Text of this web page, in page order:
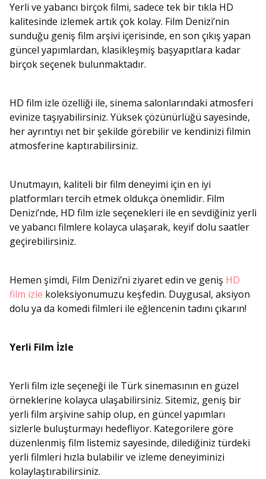
Yerli ve yabancı birçok filmi, sadece tek bir tıkla HD
kalitesinde izlemek artık çok kolay. Film Denizi’nin
sunduğu geniş film arşivi içerisinde, en son çıkış yapan
güncel yapımlardan, klasikleşmiş başyapıtlara kadar
birçok seçenek bulunmaktadır.
HD film izle özelliği ile, sinema salonlarındaki atmosferi
evinize taşıyabilirsiniz. Yüksek çözünürlüğü sayesinde,
her ayrıntıyı net bir şekilde görebilir ve kendinizi filmin
atmosferine kaptırabilirsiniz.
Unutmayın, kaliteli bir film deneyimi için en iyi
platformları tercih etmek oldukça önemlidir. Film
Denizi’nde, HD film izle seçenekleri ile en sevdiğiniz yerli
ve yabancı filmlere kolayca ulaşarak, keyif dolu saatler
geçirebilirsiniz.
Hemen şimdi, Film Denizi’ni ziyaret edin ve geniş HD
film izle koleksiyonumuzu keşfedin. Duygusal, aksiyon
dolu ya da komedi filmleri ile eğlencenin tadını çıkarın!
Yerli Film İzle
Yerli film izle seçeneği ile Türk sinemasının en güzel
örneklerine kolayca ulaşabilirsiniz. Sitemiz, geniş bir
yerli film arşivine sahip olup, en güncel yapımları
sizlerle buluşturmayı hedefliyor. Kategorilere göre
düzenlenmiş film listemiz sayesinde, dilediğiniz türdeki
yerli filmleri hızla bulabilir ve izleme deneyiminizi
kolaylaştırabilirsiniz.